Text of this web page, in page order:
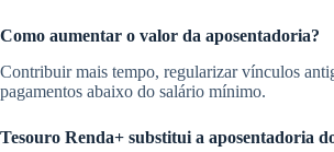
Como aumentar o valor da aposentadoria?
Contribuir mais tempo, regularizar vínculos
pagamentos abaixo do salário mínimo.
Tesouro Renda+ substitui a aposentadoria